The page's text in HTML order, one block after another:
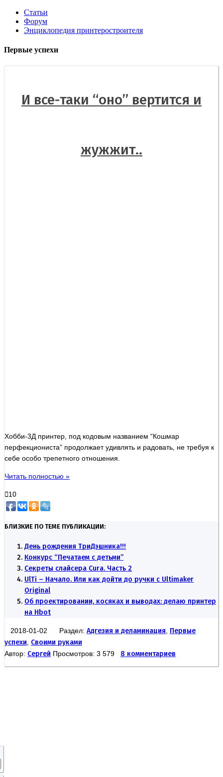
Статьи
Форум
Энциклопедия принтеростроителя
Первые успехи
И все-таки “оно” вертится и
жужжит..
Хобби-3Д принтер, под кодовым названием “Кошмар
перфекциониста” продолжает удивлять и радовать, не требуя к
себе особо трепетного отношения.
Читать полностью »
10
БЛИЗКИЕ ПО ТЕМЕ ПУБЛИКАЦИИ:
День рождения ТриДэшника!!!
Конкурс “Печатаем с детьми”
Секреты слайсера Cura. Часть 2
UlTi – Начало. Или как дойти до ручки с Ultimaker
Original
Об проектировании, косяках и выводах: делаю принтер
на Hbot
2018-01-02 Раздел: Адгезия и деламинация Первые
успехи Своими руками
Автор: Сергей Просмотров: 3 579 8 комментариев